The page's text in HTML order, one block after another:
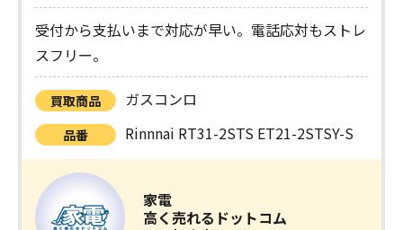
受付から支払いまで対応が早い。電話応対もストレ
スフリー。
買取商品 ガスコンロ
品番 Rinnnai RT31-2STS ET21-2STSY-S
家電
高く売れるドットコム